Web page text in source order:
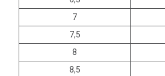
7
7,5
8
8,5